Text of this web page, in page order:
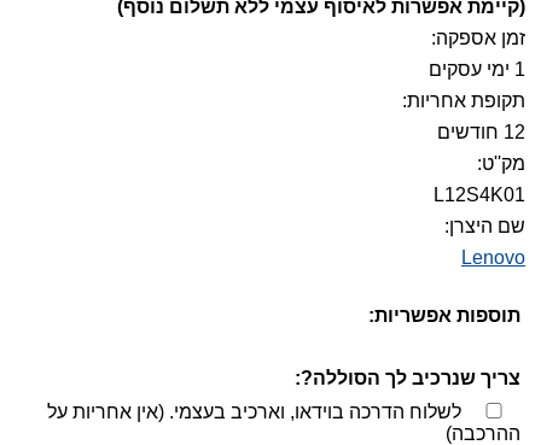
(קיימת אפשרות לאיסוף עצמי ללא תשלום נוסף)
זמן אספקה:
1 ימי עסקים
תקופת אחריות:
12 חודשים
מק''ט:
L12S4K01
שם היצרן:
Lenovo
תוספות אפשריות:
צריך שנרכיב לך הסוללה?:
לשלוח הדרכה בוידאו, וארכיב בעצמי. (אין אחריות על
ההרכבה)